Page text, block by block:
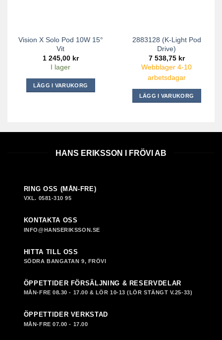
Vision X Solo Pod 10W 15°
Vit
1 245,00 kr
I lager
LÄGG I VARUKORG
2883128 (K-Light Pod
Drive)
7 538,75 kr
Webblager 4-10
arbetsdagar
LÄGG I VARUKORG
HANS ERIKSSON I FRÖVI AB
RING OSS (MÅN-FRE)
VXL. 0581-310 95
KONTAKTA OSS
INFO@HANSERIKSSON.SE
HITTA TILL OSS
SÖDRA BANGATAN 9, FRÖVI
ÖPPETTIDER FÖRSÄLJNING & RESERVDELAR
MÅN-FRE 08.30 - 17.00 & LÖR 10-13 (LÖR STÄNGT V.25-33)
ÖPPETTIDER VERKSTAD
MÅN-FRE 07.00 - 17.00